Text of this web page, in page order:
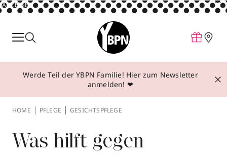
ANZEIGE
Parfum
Make-up
Behandlungen
Über YBPN
Werde Teil der YBPN Familie! Hier zum Newsletter
anmelden! ❤
HOME PFLEGE GESICHTSPFLEGE
Was hilft gegen